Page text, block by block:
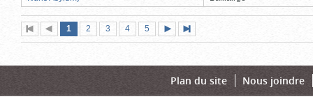
Première
page
Page
précédente
Page
1 (page
actuelle)
Page
2 Page
3 Page
4 Page
5
suivante
page
Plan du site Nous joindre